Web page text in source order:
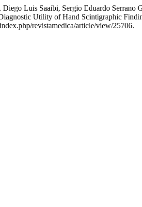
Luis Saaibi, Sergio Eduardo
Utility of Hand Scintigraphic
revistamedica/article/view/25706.